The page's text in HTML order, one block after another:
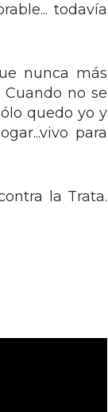
todavía
nunca más
no se
quedo yo y
para
la Trata.